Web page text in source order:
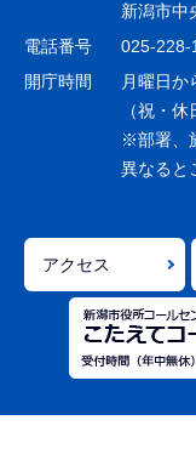
シ
ョ
で
新潟市中
電話番号
025-228-
開庁時間
月曜日か
（祝・
※部署、
異なると
アクセス